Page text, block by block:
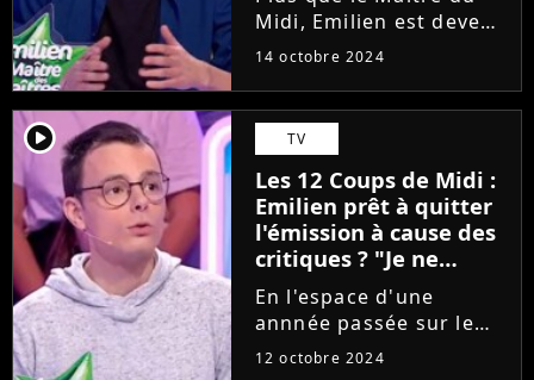
lassitude, "Ça arrive de
plus en plus souvent"
Midi, Emilien est devenu
le plus grand gagnant
France grâce à ses
performances dans Les
12 Coups de Midi sur
TF1. Pourtant, si le
protégé...
14 octobre 2024
player2 TV
Les 12 Coups de Midi :
Emilien prêt à quitter
l'émission à cause des
critiques ? "Je ne
m'interdirai pas
d'arrêter"
En l'espace d'une
annnée passée sur le
plateau des 12 Coups de
12 octobre 2024